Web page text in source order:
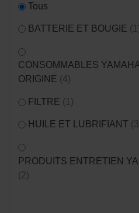
Tous
BATTERIE ET BOUGIE
CONSOMMABLES
ORIGINE (4)
FILTRE (1)
HUILE ET LUBRIFIANT
PRODUITS ENTRETIEN
(2)